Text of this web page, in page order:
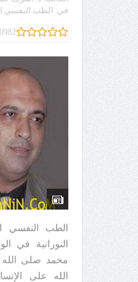
في: الطب النفسي
الطب النفسي
النورانية في
محمد صلى
الله على